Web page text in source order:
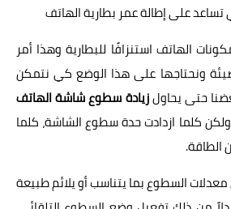
تساعد على إطالة عمر بطارية الهاتف
الهاتف استنزافًا للبطارية وهذا أمر
ونحتاجها على هذا الوضع كي نتمكن
حتى يحاولزيادة سطوع شاشة الهاتف
كلما ازدادت حدة سطوع الشاشة، كلما
السطوع بما يتناسب أو يلائم طبيعة